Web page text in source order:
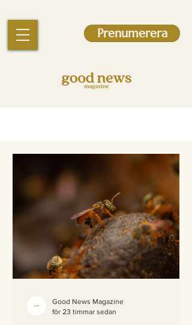
Prenumerera
Good News Magazine
för 23 timmar sedan